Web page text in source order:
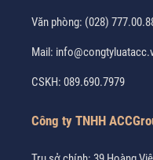
Văn phòng: (028)
Mail:
CSKH: 089.690.7979
Công ty TNHH